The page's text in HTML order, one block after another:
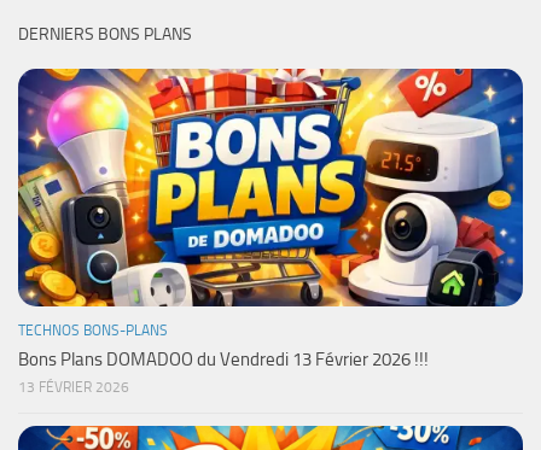
DERNIERS BONS PLANS
TECHNOS BONS-PLANS
Bons Plans DOMADOO du Vendredi 13 Février 2026 !!!
13 FÉVRIER 2026